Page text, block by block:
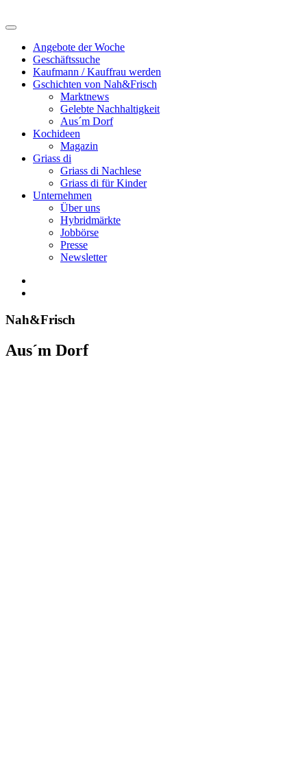
Angebote der Woche
Geschäftssuche
Kaufmann / Kauffrau werden
Gschichten von Nah&Frisch
Marktnews
Gelebte Nachhaltigkeit
Aus´m Dorf
Kochideen
Magazin
Griass di
Griass di Nachlese
Griass di für Kinder
Unternehmen
Über uns
Hybridmärkte
Jobbörse
Presse
Newsletter
Nah&Frisch
Aus´m Dorf